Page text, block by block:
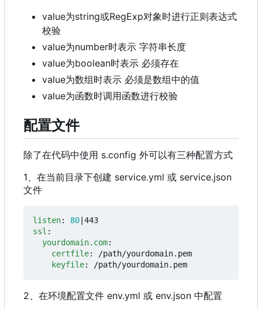
value为string或RegExp对象时进行正则表达式
校验
value为number时表示 字符串长度
value为boolean时表示 必须存在
value为数组时表示 必须是数组中的值
value为函数时调用函数进行校验
配置文件
除了在代码中使用 s.config 外可以有三种配置方式
1、在当前目录下创建 service.yml 或 service.json
文件
listen: 80 |443
ssl :
yourdomain.com:
certfile:
/path/yourdomain.pem
keyfile: /path/yourdomain.pem
2、在环境配置文件 env.yml 或 env.json 中配置